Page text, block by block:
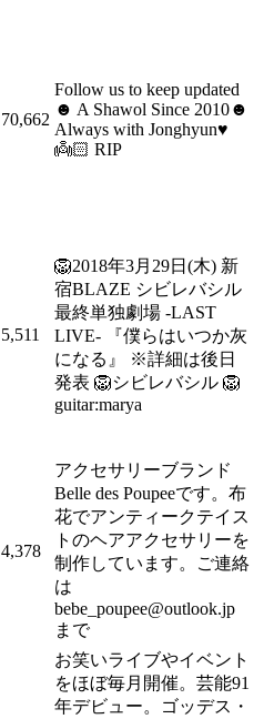
70,662
Follow us to keep updated
☻ A Shawol Since 2010☻
Always with Jonghyun♥️
👼🏻 RIP
5,511
🦁2018年3月29日(木) 新
宿BLAZE シビレバシル
最終単独劇場 -LAST
LIVE- 『僕らはいつか灰
になる』 ※詳細は後日
発表 🦁シビレバシル 🦁
guitar:marya
4,378
アクセサリーブランド
Belle des Poupeeです。布
花でアンティークテイス
トのヘアアクセサリーを
制作しています。ご連絡
は
bebe_poupee@outlook.jp
まで
お笑いライブやイベント
をほぼ毎月開催。芸能91
年デビュー。ゴッデス・